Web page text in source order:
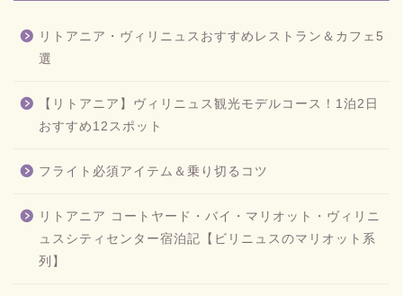
リトアニア・ヴィリニュスおすすめレストラン＆カフェ5
選
【リトアニア】ヴィリニュス観光モデルコース！1泊2日
おすすめ12スポット
フライト必須アイテム＆乗り切るコツ
リトアニア コートヤード・バイ・マリオット・ヴィリニ
ュスシティセンター宿泊記【ビリニュスのマリオット系
列】